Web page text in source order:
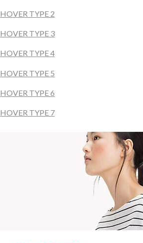
HOVER TYPE 2
HOVER TYPE 3
HOVER TYPE 4
HOVER TYPE 5
HOVER TYPE 6
HOVER TYPE 7